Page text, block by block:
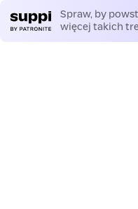
Spraw, by
więcej takich